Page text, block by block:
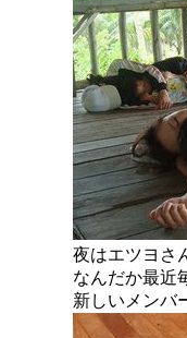
夜はエツヨさ
なんだか最近
新しいメンバ